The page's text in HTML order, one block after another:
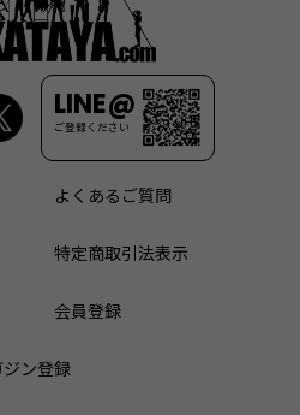
LINE@
ご登録ください
よくあるご質問
特定商取引法表示
会員登録
ン登録